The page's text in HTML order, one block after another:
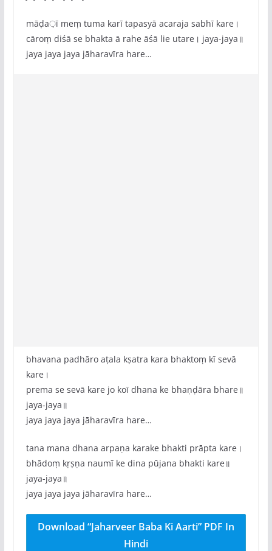
māḍa़ī meṃ tuma karī tapasyā acaraja sabhī kare।
cāroṃ diśā se bhakta ā rahe āśā lie utare। jaya-jaya॥
jaya jaya jaya jāharavīra hare…
bhavana padhāro aṭala kṣatra kara bhaktoṃ kī sevā
kare।
prema se sevā kare jo koī dhana ke bhaṇḍāra bhare॥
jaya-jaya॥
jaya jaya jaya jāharavīra hare…
tana mana dhana arpaṇa karake bhakti prāpta kare।
bhādoṃ kṛṣṇa naumī ke dina pūjana bhakti kare॥
jaya-jaya॥
jaya jaya jaya jāharavīra hare…
Download “Jaharveer Baba Ki Aarti” PDF In
Hindi